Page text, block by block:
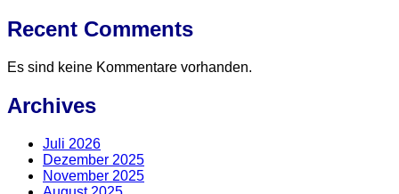
Recent Comments
Es sind keine Kommentare vorhanden.
Archives
Juli 2026
Dezember 2025
November 2025